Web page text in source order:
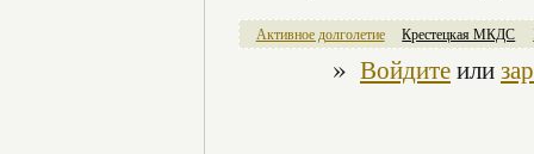
Активное долголетие Крестецкая МКДС
» Войдитеили